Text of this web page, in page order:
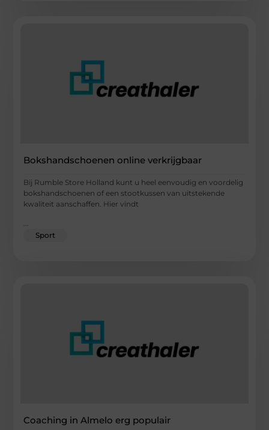
Bokshandschoenen online verkrijgbaar
Bij Rumble Store Holland kunt u heel eenvoudig en voordelig
bokshandschoenen of een stootkussen van uitstekende
kwaliteit aanschaffen. Hier vindt
...
Sport
Coaching in Almelo erg populair